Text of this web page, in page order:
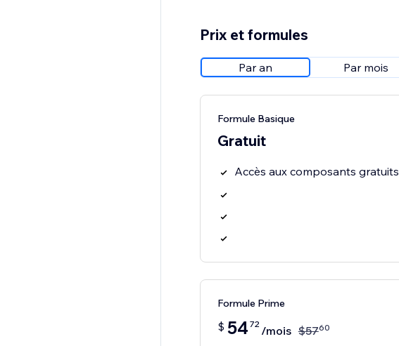
Prix et formules
Par an Par mois
Formule Basique
Gratuit
Accès aux composants gratuits
Formule Prime
$ 54 72 /mois $5760